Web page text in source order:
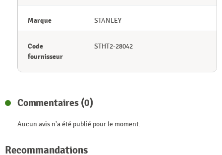
Marque STANLEY
Code
fournisseur
STHT2-28042
Commentaires (0)
Aucun avis n'a été publié pour le moment.
Recommandations